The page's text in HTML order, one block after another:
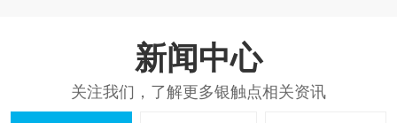
新闻中心
关注我们，了解更多银触点相关资讯